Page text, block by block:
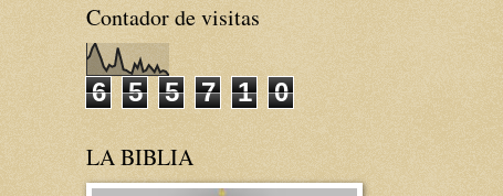
Contador de visitas
6 5 5 7 1 0
LA BIBLIA